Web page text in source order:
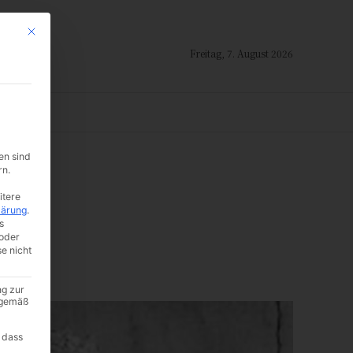
Freitag, 7. August 2026
Mit diesem Button wird der Dialog geschlossen. Seine Funktionalität ist
sind
.
nicht
zur